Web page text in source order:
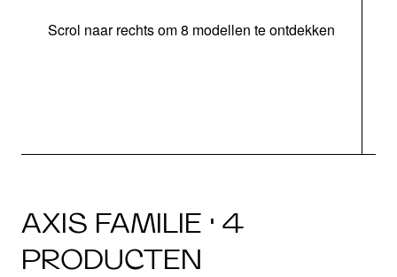
Scrol naar rechts om 8 modellen te ontdekken
AXIS FAMILIE · 4
PRODUCTEN